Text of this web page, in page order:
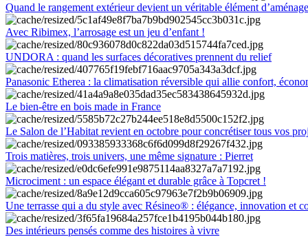
Quand le rangement extérieur devient un véritable élément
Avec Ribimex, l’arrosage est un jeu d’enfant !
UNDORA : quand les surfaces décoratives prennent du relief
Panasonic Etherea : la climatisation réversible qui allie confort,
Le bien-être en bois made in France
Le Salon de l’Habitat revient en octobre pour concrétiser tous vos
Trois matières, trois univers, une même signature : Pierret
Microciment : un espace élégant et durable grâce à Topcret !
Une terrasse qui a du style avec Résineo® : élégance, innovation et
Des intérieurs pensés comme des histoires à vivre